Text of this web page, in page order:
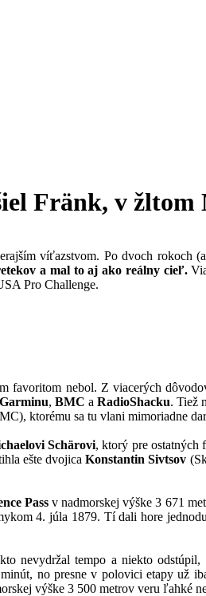
Fränk, v
víťazstvom. Po dvoch rokoch
a mal to aj ako reálny cieľ.
Pro Challenge.
favoritom nebol. Z viacerých
Garminu, BMC aRadioShacku. Tiež
ktorému sa tu vlani mimoriadne
Schärovi, ktorý pre ostatných
ešte dvojicaKonstantin Sivtsov
Passv nadmorskej výške 3 671
4. júla 1879. Tí dali hore
nevydržal tempo a niekto
no presne v polovici etapy už
výške 3 500 metrov veru ľahké